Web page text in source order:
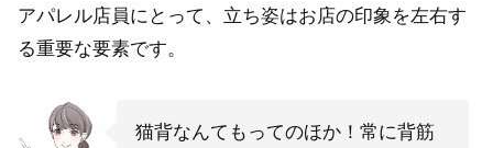
アパレル店員にとって、立ち姿はお店の印象を左右す
る重要な要素です。
猫背なんてもってのほか！常に背筋